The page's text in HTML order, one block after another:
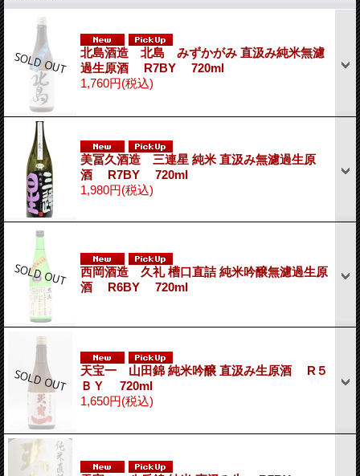
北島酒造 北島 みずかがみ 直汲み純米無濾
過生原酒 R7BY 720ml
1,760円(税込)
美冨久酒造 三連星 純米 直汲み無濾過生原
酒 R7BY 720ml
1,980円(税込)
西岡酒造 久礼 槽口直詰 純米吟醸無濾過生原
酒 R6BY 720ml
天宝一 山田錦 純米吟醸 直汲み生原酒 R５
ＢＹ 720ml
1,650円(税込)